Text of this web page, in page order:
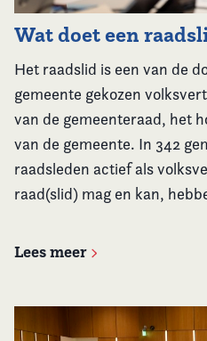
Vereniging
Contact
Wat doet een
Het raadslid is een van de
gemeente gekozen
van de gemeenteraad, het
van de gemeente. In 342
raadsleden actief als
raad(slid) mag en kan,
Lees meer